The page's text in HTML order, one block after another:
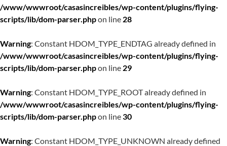
/www/wwwroot/casasincreibles/wp-content/plugins/flying-
scripts/lib/dom-parser.phpon line 28
Warning: Constant HDOM_TYPE_ENDTAG already defined in
/www/wwwroot/casasincreibles/wp-content/plugins/flying-
scripts/lib/dom-parser.phpon line 29
Warning: Constant HDOM_TYPE_ROOT already defined in
/www/wwwroot/casasincreibles/wp-content/plugins/flying-
scripts/lib/dom-parser.phpon line30
Warning: Constant HDOM_TYPE_UNKNOWN already defined